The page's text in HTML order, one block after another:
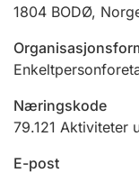
Offentlig sektor
1804 BODØ,
Næringskode
79.121 Aktiviteter
E-post